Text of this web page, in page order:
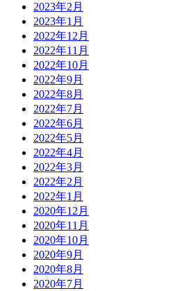
2023年2月
2023年1月
2022年12月
2022年11月
2022年10月
2022年9月
2022年8月
2022年7月
2022年6月
2022年5月
2022年4月
2022年3月
2022年2月
2022年1月
2020年12月
2020年11月
2020年10月
2020年9月
2020年8月
2020年7月